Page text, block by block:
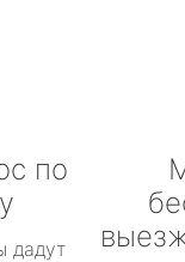
по
дадут